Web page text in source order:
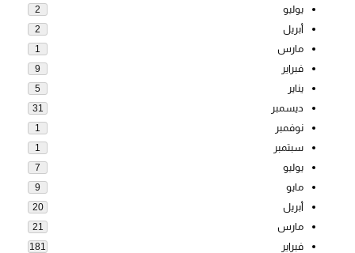
يوليو 2
أبريل 2
مارس 1
فبراير 9
يناير 5
ديسمبر 31
نوفمبر 1
سبتمبر 1
يوليو 7
مايو 9
أبريل 20
مارس 21
فبراير 181